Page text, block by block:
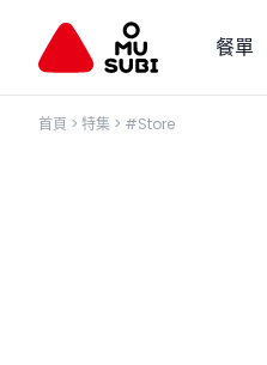
餐單
首頁 > 特集 > #Store